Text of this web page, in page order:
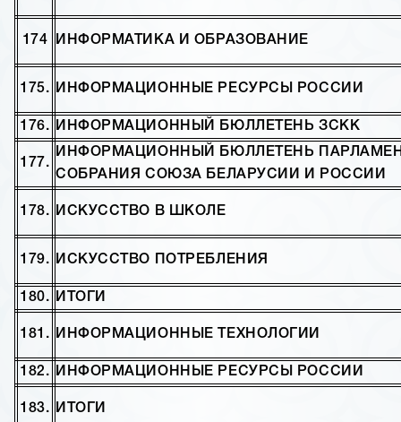
174 ИНФОРМАТИКА И ОБРАЗОВАНИЕ
175. ИНФОРМАЦИОННЫЕ РЕСУРСЫ РОССИИ
176. ИНФОРМАЦИОННЫЙ БЮЛЛЕТЕНЬ ЗСКК
177.
ИНФОРМАЦИОННЫЙ БЮЛЛЕТЕНЬ
СОБРАНИЯ СОЮЗА БЕЛАРУСИИ И РОССИИ
178. ИСКУССТВО В ШКОЛЕ
179. ИСКУССТВО ПОТРЕБЛЕНИЯ
180. ИТОГИ
181. ИНФОРМАЦИОННЫЕ ТЕХНОЛОГИИ
182. ИНФОРМАЦИОННЫЕ РЕСУРСЫ РОССИИ
183. ИТОГИ